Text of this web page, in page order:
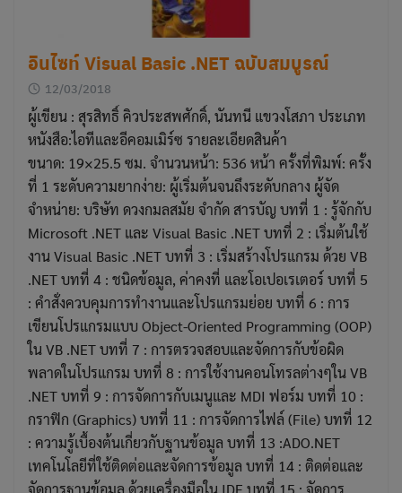
อินไซท์ Visual Basic .NET ฉบับสมบูรณ์
12/03/2018
ผู้เขียน : สุรสิทธิ์ คิวประสพศักดิ์, นันทนี แขวงโสภา ประเภท
หนังสือ:ไอทีและอีคอมเมิร์ซ รายละเอียดสินค้า
ขนาด: 19×25.5 ซม. จำนวนหน้า: 536 หน้า ครั้งที่พิมพ์: ครั้ง
ที่ 1 ระดับความยากง่าย: ผู้เริ่มต้นจนถึงระดับกลาง ผู้จัด
จำหน่าย: บริษัท ดวงกมลสมัย จำกัด สารบัญ บทที่ 1 : รู้จักกับ
Microsoft .NET และ Visual Basic .NET บทที่ 2 : เริ่มต้นใช้
งาน Visual Basic .NET บทที่ 3 : เริ่มสร้างโปรแกรม ด้วย VB
.NET บทที่ 4 : ชนิดข้อมูล, ค่าคงที่ และโอเปอเรเตอร์ บทที่ 5
: คำสั่งควบคุมการทำงานและโปรแกรมย่อย บทที่ 6 : การ
เขียนโปรแกรมแบบ Object-Oriented Programming (OOP)
ใน VB .NET บทที่ 7 : การตรวจสอบและจัดการกับข้อผิด
พลาดในโปรแกรม บทที่ 8 : การใช้งานคอนโทรลต่างๆใน VB
.NET บทที่ 9 : การจัดการกับเมนูและ MDI ฟอร์ม บทที่ 10 :
กราฟิก (Graphics) บทที่ 11 : การจัดการไฟล์ (File) บทที่ 12
: ความรู้เบื้องต้นเกี่ยวกับฐานข้อมูล บทที่ 13 :ADO.NET
เทคโนโลยีที่ใช้ติดต่อและจัดการข้อมูล บทที่ 14 : ติดต่อและ
จัดการฐานข้อมูล ด้วยเครื่องมือใน IDE บทที่ 15 : จัดการ